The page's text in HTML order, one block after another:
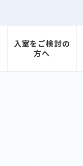
入室をご検討の
方へ